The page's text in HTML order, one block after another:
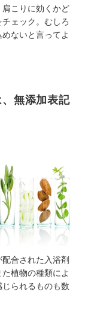
こりに効くかど
ェック。むしろ
ないと言ってよ
無添加表記
合された入浴剤
植物の種類によ
られるものも数